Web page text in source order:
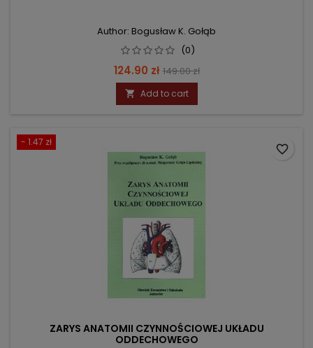
Author: Bogusław K. Gołąb
(0)
Price
124.90 zł Regular
price
149.00 zł
 Add to cart
- 1.47 zł
ZARYS ANATOMII CZYNNOŚCIOWEJ UKŁADU
ODDECHOWEGO
favorite_border